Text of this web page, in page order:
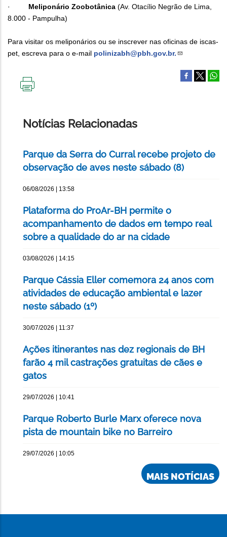
· Meliponário Zoobotânica (Av. Otacílio Negrão de Lima,
8.000 - Pampulha)
Para visitar os meliponários ou se inscrever nas oficinas de iscas-
pet, escreva para o e-mail polinizabh@pbh.gov.br.
Notícias Relacionadas
Parque da Serra do Curral recebe projeto de
observação de aves neste sábado (8)
06/08/2026 | 13:58
Plataforma do ProAr-BH permite o
acompanhamento de dados em tempo real
sobre a qualidade do ar na cidade
03/08/2026 | 14:15
Parque Cássia Eller comemora 24 anos com
atividades de educação ambiental e lazer
neste sábado (1º)
30/07/2026 | 11:37
Ações itinerantes nas dez regionais de BH
farão 4 mil castrações gratuitas de cães e
gatos
29/07/2026 | 10:41
Parque Roberto Burle Marx oferece nova
pista de mountain bike no Barreiro
29/07/2026 | 10:05
MAIS NOTÍCIAS